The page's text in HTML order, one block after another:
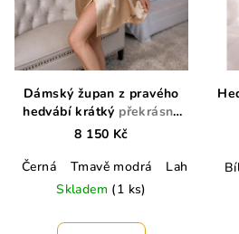
Dámský župan z pravého
hedvábí krátký překrásný
dárek
8 150 Kč
Černá
Tmavě modrá Lahvově
Skladem (1 ks)